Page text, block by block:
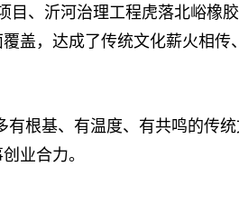
、沂河治理工程虎落北峪橡
盖，达成了传统文化薪火相传
根基、有温度、有共鸣的传统
业合力。